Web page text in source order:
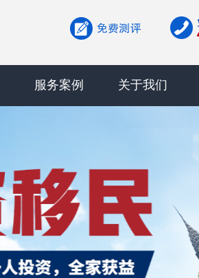
服务案例 关于我们